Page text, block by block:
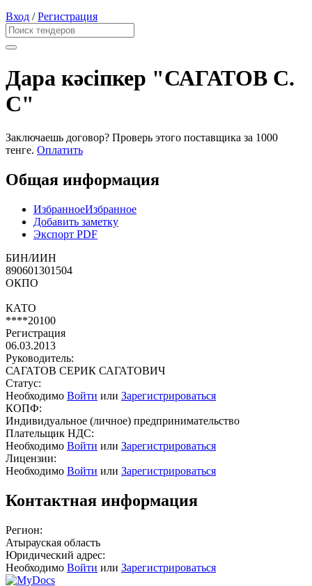
Вход /Регистрация
Дара кәсіпкер "САГАТОВ С.
С"
Заключаешь договор? Проверь этого поставщика за 1000
тенге. Оплатить
Общая информация
ИзбранноеИзбранное
Добавить заметку
Экспорт PDF
БИН/ИИН
890601301504
ОКПО
КАТО
****20100
Регистрация
06.03.2013
Руководитель:
САГАТОВ СЕРИК САГАТОВИЧ
Статус:
Необходимо Войти или Зарегистрироваться
КОПФ:
Индивидуальное (личное) предпринимательство
Плательщик НДС:
Необходимо Войти или Зарегистрироваться
Лицензии:
Необходимо Войти или Зарегистрироваться
Контактная информация
Регион:
Атырауская область
Юридический адрес:
Необходимо Войти или Зарегистрироваться